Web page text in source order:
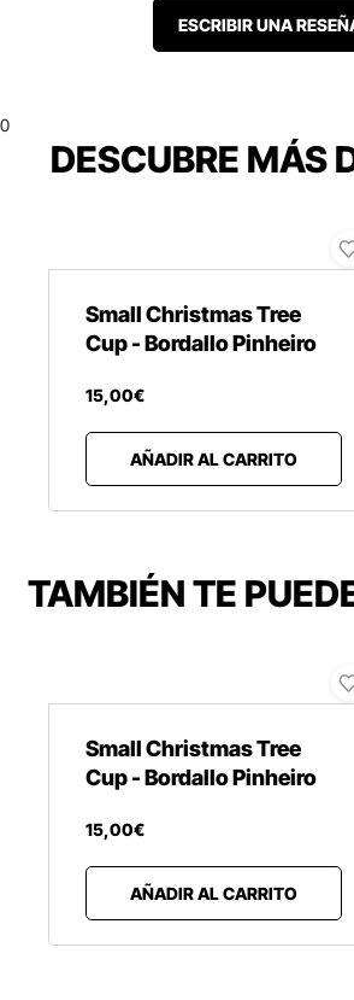
ESCRIBIR UNA
0
DESCUBRE MÁS
Small Christmas Tree
Cup - Bordallo Pinheiro
15,00€
AÑADIR AL CARRITO
TAMBIÉN TE
Small Christmas Tree
Cup - Bordallo Pinheiro
15,00€
AÑADIR AL CARRITO